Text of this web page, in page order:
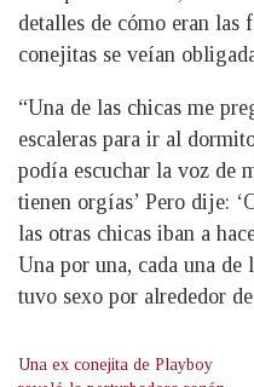
detalles de cómo eran las
conejitas se veían
“Una de las chicas me
escaleras para ir al
podía escuchar la voz de
tienen orgías’ Pero dije:
las otras chicas iban a
Una por una, cada una
tuvo sexo por alrededor
Una ex conejita de Playboy